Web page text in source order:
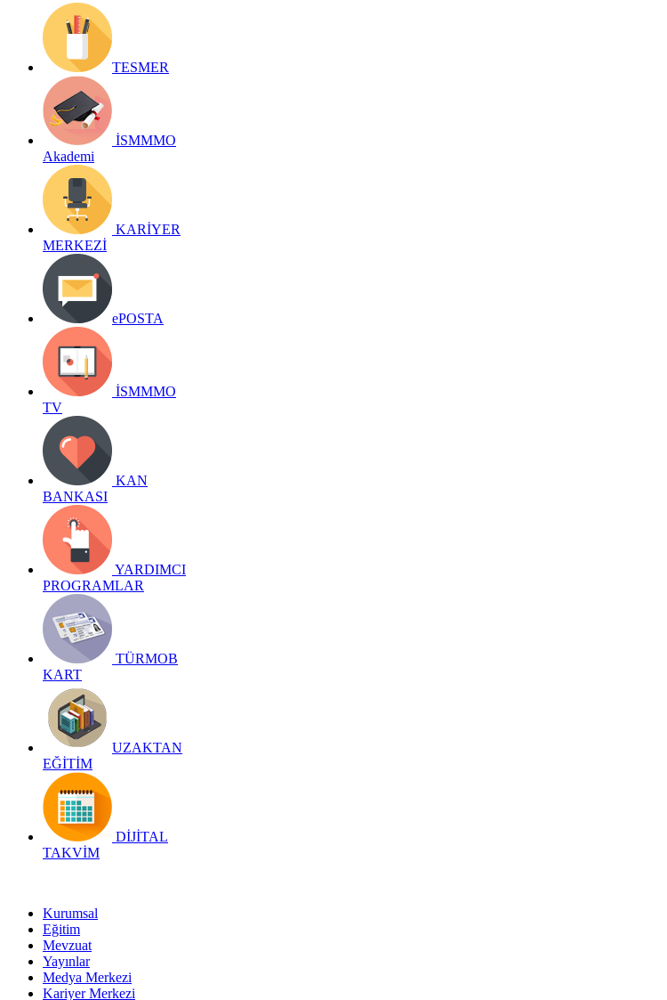
TESMER
İSMMMO
Akademi
KARİYER
MERKEZİ
ePOSTA
İSMMMO
TV
KAN
BANKASI
YARDIMCI
PROGRAMLAR
TÜRMOB
KART
UZAKTAN
EĞİTİM
DİJİTAL
TAKVİM
Kurumsal
Eğitim
Mevzuat
Yayınlar
Medya Merkezi
Kariyer Merkezi